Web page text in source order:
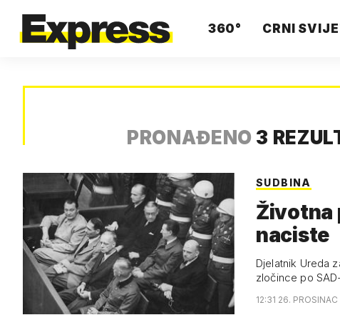
360° CRNI
PRONAĐENO 3
SUDBINA
Životna
naciste
Djelatnik Ureda
zločince po
12:31 26. PROSINAC